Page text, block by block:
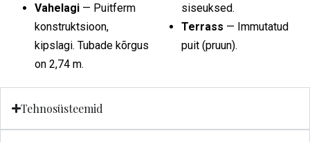
Vahelagi — Puitferm
konstruktsioon,
kipslagi. Tubade kõrgus
on 2,74 m.
siseuksed.
Terrass — Immutatud
puit (pruun).
Tehnosüsteemid